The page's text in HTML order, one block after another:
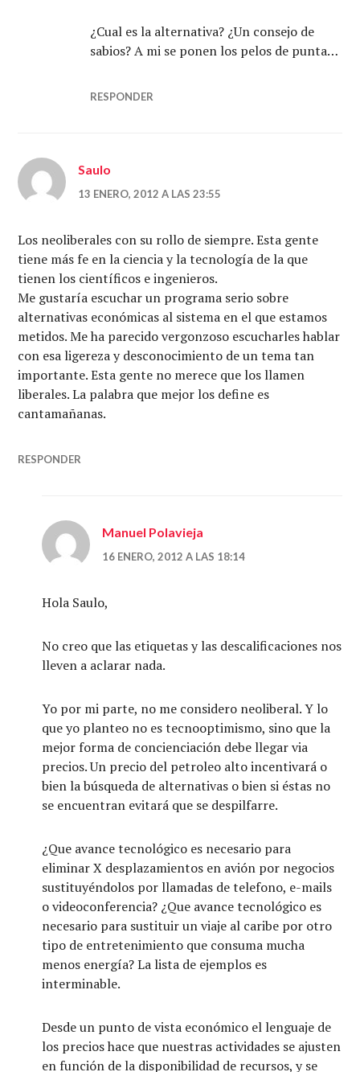
¿Cual es la alternativa? ¿Un consejo de
sabios? A mi se ponen los pelos de punta…
RESPONDER
Saulo
13 ENERO, 2012 A LAS 23:55
Los neoliberales con su rollo de siempre. Esta gente
tiene más fe en la ciencia y la tecnología de la que
tienen los científicos e ingenieros.
Me gustaría escuchar un programa serio sobre
alternativas económicas al sistema en el que estamos
metidos. Me ha parecido vergonzoso escucharles hablar
con esa ligereza y desconocimiento de un tema tan
importante. Esta gente no merece que los llamen
liberales. La palabra que mejor los define es
cantamañanas.
RESPONDER
Manuel Polavieja
16 ENERO, 2012 A LAS 18:14
Hola Saulo,
No creo que las etiquetas y las descalificaciones nos
lleven a aclarar nada.
Yo por mi parte, no me considero neoliberal. Y lo
que yo planteo no es tecnooptimismo, sino que la
mejor forma de concienciación debe llegar via
precios. Un precio del petroleo alto incentivará o
bien la búsqueda de alternativas o bien si éstas no
se encuentran evitará que se despilfarre.
¿Que avance tecnológico es necesario para
eliminar X desplazamientos en avión por negocios
sustituyéndolos por llamadas de telefono, e-mails
o videoconferencia? ¿Que avance tecnológico es
necesario para sustituir un viaje al caribe por otro
tipo de entretenimiento que consuma mucha
menos energía? La lista de ejemplos es
interminable.
Desde un punto de vista económico el lenguaje de
los precios hace que nuestras actividades se ajusten
en función de la disponibilidad de recursos, y se